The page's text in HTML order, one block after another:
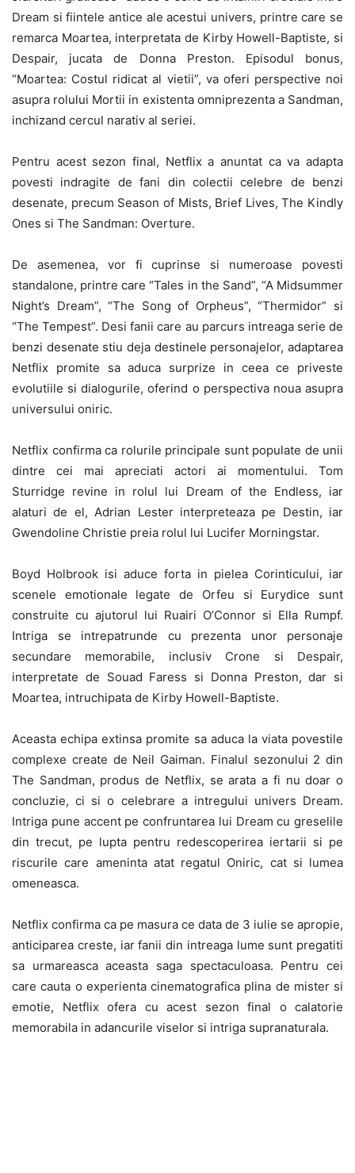
Dream si fiintele antice ale acestui univers, printre care se
remarca Moartea, interpretata de Kirby Howell-Baptiste, si
Despair, jucata de Donna Preston. Episodul bonus,
“Moartea: Costul ridicat al vietii”, va oferi perspective noi
asupra rolului Mortii in existenta omniprezenta a Sandman,
inchizand cercul narativ al seriei.
Pentru acest sezon final, Netflix a anuntat ca va adapta
povesti indragite de fani din colectii celebre de benzi
desenate, precum Season of Mists, Brief Lives, The Kindly
Ones si The Sandman: Overture.
De asemenea, vor fi cuprinse si numeroase povesti
standalone, printre care “Tales in the Sand”, “A Midsummer
Night’s Dream”, “The Song of Orpheus”, “Thermidor” si
“The Tempest”. Desi fanii care au parcurs intreaga serie de
benzi desenate stiu deja destinele personajelor, adaptarea
Netflix promite sa aduca surprize in ceea ce priveste
evolutiile si dialogurile, oferind o perspectiva noua asupra
universului oniric.
Netflix confirma ca rolurile principale sunt populate de unii
dintre cei mai apreciati actori ai momentului. Tom
Sturridge revine in rolul lui Dream of the Endless, iar
alaturi de el, Adrian Lester interpreteaza pe Destin, iar
Gwendoline Christie preia rolul lui Lucifer Morningstar.
Boyd Holbrook isi aduce forta in pielea Corinticului, iar
scenele emotionale legate de Orfeu si Eurydice sunt
construite cu ajutorul lui Ruairi O’Connor si Ella Rumpf.
Intriga se intrepatrunde cu prezenta unor personaje
secundare memorabile, inclusiv Crone si Despair,
interpretate de Souad Faress si Donna Preston, dar si
Moartea, intruchipata de Kirby Howell-Baptiste.
Aceasta echipa extinsa promite sa aduca la viata povestile
complexe create de Neil Gaiman. Finalul sezonului 2 din
The Sandman, produs de Netflix, se arata a fi nu doar o
concluzie, ci si o celebrare a intregului univers Dream.
Intriga pune accent pe confruntarea lui Dream cu greselile
din trecut, pe lupta pentru redescoperirea iertarii si pe
riscurile care ameninta atat regatul Oniric, cat si lumea
omeneasca.
Netflix confirma ca pe masura ce data de 3 iulie se apropie,
anticiparea creste, iar fanii din intreaga lume sunt pregatiti
sa urmareasca aceasta saga spectaculoasa. Pentru cei
care cauta o experienta cinematografica plina de mister si
emotie, Netflix ofera cu acest sezon final o calatorie
memorabila in adancurile viselor si intriga supranaturala.